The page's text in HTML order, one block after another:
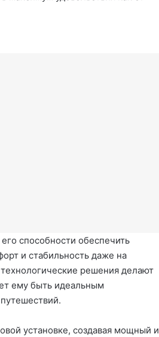
способности обеспечить
и стабильность даже на
решения делают
ему быть идеальным
установке, создавая мощный и